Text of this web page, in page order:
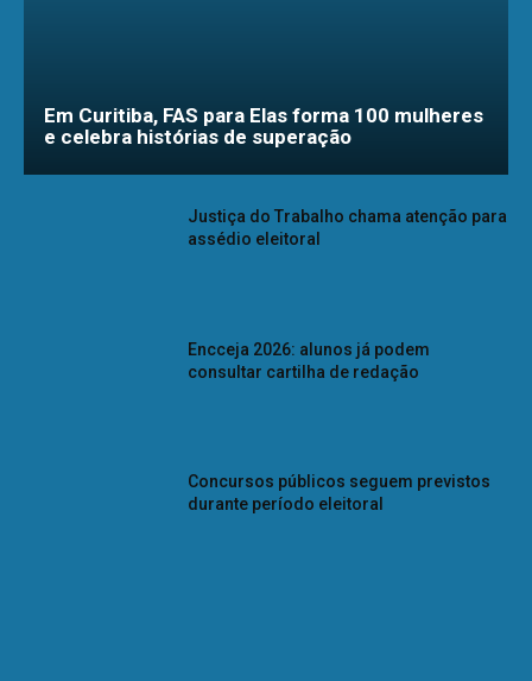
Em Curitiba, FAS para Elas forma 100 mulheres
e celebra histórias de superação
Justiça do Trabalho chama atenção para
assédio eleitoral
Encceja 2026: alunos já podem
consultar cartilha de redação
Concursos públicos seguem previstos
durante período eleitoral